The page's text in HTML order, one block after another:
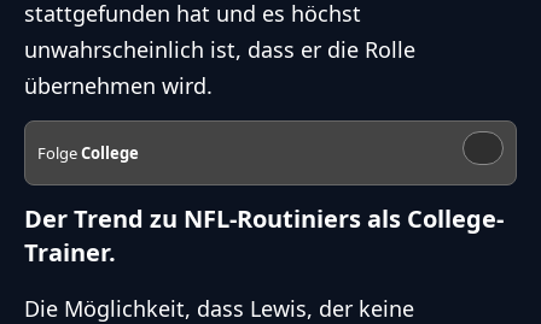
stattgefunden hat und es höchst
unwahrscheinlich ist, dass er die Rolle
übernehmen wird.
FolgeCollege
Der Trend zu NFL-Routiniers als College-
Trainer.
Die Möglichkeit, dass Lewis, der keine